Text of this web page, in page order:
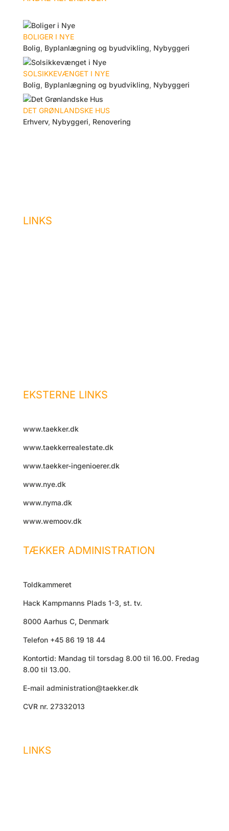
BOLIGER I NYE
Bolig, Byplanlægning og byudvikling, Nybyggeri
SOLSIKKEVÆNGET I NYE
Bolig, Byplanlægning og byudvikling, Nybyggeri
DET GRØNLANDSKE HUS
Erhverv, Nybyggeri, Renovering
LINKS
EKSTERNE LINKS
www.taekker.dk
www.taekkerrealestate.dk
www.taekker-ingenioerer.dk
www.nye.dk
www.nyma.dk
www.wemoov.dk
TÆKKER ADMINISTRATION
Toldkammeret
Hack Kampmanns Plads 1-3, st. tv.
8000 Aarhus C, Denmark
Telefon +45 86 19 18 44
Kontortid: Mandag til torsdag 8.00 til 16.00. Fredag
8.00 til 13.00.
E-mail administration@taekker.dk
CVR nr. 27332013
LINKS